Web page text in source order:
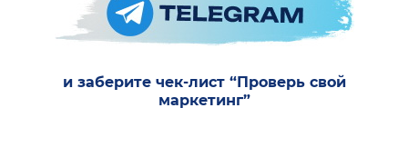
и заберите чек-лист “Проверь свой
маркетинг”